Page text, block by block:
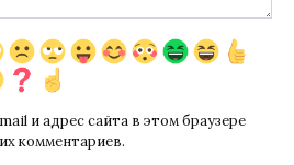
и адрес сайта в этом браузере
комментариев.